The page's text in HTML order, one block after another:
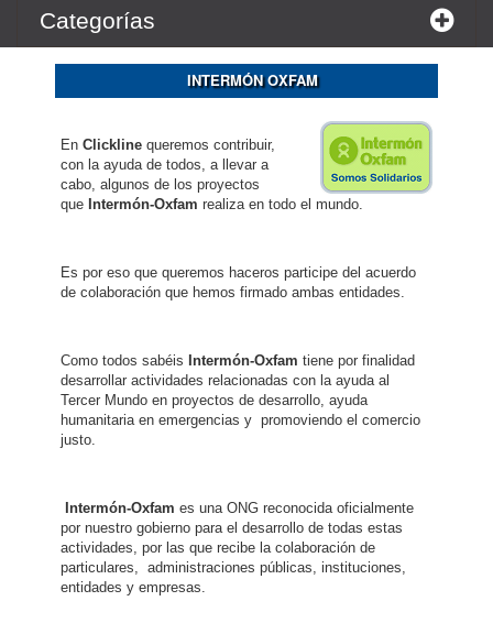
Categorías
INTERMÓN OXFAM
En Clicklinequeremos contribuir,
con la ayuda de todos, a llevar a
cabo, algunos de los proyectos
que Intermón-Oxfam realiza en todo el mundo.
Es por eso que queremos haceros participe del acuerdo
de colaboración que hemos firmado ambas entidades.
Como todos sabéis Intermón-Oxfam tiene por finalidad
desarrollar actividades relacionadas con la ayuda al
Tercer Mundo en proyectos de desarrollo, ayuda
humanitaria en emergencias y promoviendo el comercio
justo.
Intermón-Oxfam es una ONG reconocida oficialmente
por nuestro gobierno para el desarrollo de todas estas
actividades, por las que recibe la colaboración de
particulares, administraciones públicas, instituciones,
entidades y empresas.